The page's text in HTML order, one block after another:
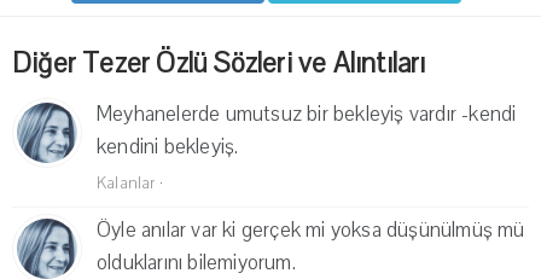
Diğer Tezer Özlü Sözleri ve Alıntıları
Meyhanelerde umutsuz bir bekleyiş vardır -kendi
kendini bekleyiş.
Kalanlar ·
Öyle anılar var ki gerçek mi yoksa düşünülmüş mü
olduklarını bilemiyorum.